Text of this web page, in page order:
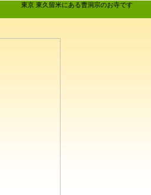
る曹洞宗のお寺です